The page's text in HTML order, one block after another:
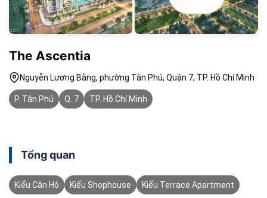
The Ascentia
Nguyễn Lương Bằng, phường Tân Phú, Quận 7, TP. Hồ Chí Minh
P. Tân Phú Q. 7 TP. Hồ Chí Minh
Tổng quan
Kiểu Căn Hộ Kiểu Shophouse Kiểu Terrace Apartment